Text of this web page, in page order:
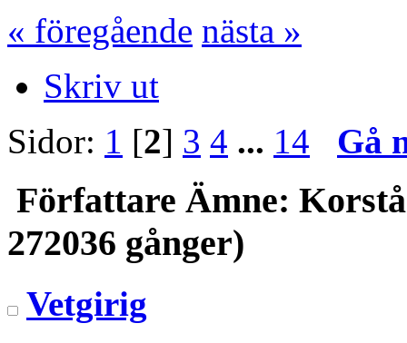
« föregående nästa »
Skriv ut
Sidor: 1 [2] 3 4 ... 14 Gå
Författare Ämne:
272036 gånger)
Vetgirig